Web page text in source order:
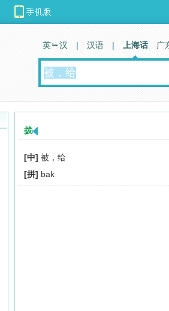
英 汉 | 汉语 | 上海话 广
拨
[中] 被，给
[拼] bak